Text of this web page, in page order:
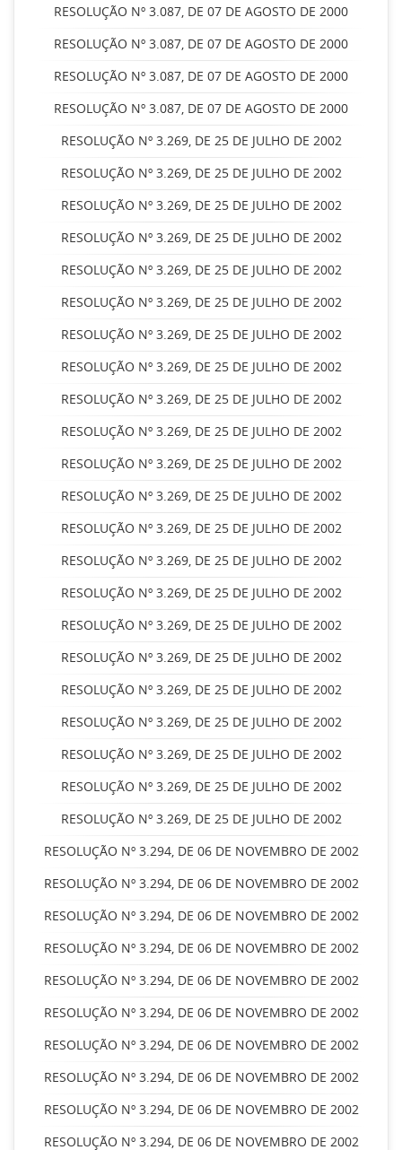
RESOLUÇÃO Nº 3.087, DE 07 DE AGOSTO DE 2000
RESOLUÇÃO Nº 3.087, DE 07 DE AGOSTO DE 2000
RESOLUÇÃO Nº 3.087, DE 07 DE AGOSTO DE 2000
RESOLUÇÃO Nº 3.087, DE 07 DE AGOSTO DE 2000
RESOLUÇÃO Nº 3.269, DE 25 DE JULHO DE 2002
RESOLUÇÃO Nº 3.269, DE 25 DE JULHO DE 2002
RESOLUÇÃO Nº 3.269, DE 25 DE JULHO DE 2002
RESOLUÇÃO Nº 3.269, DE 25 DE JULHO DE 2002
RESOLUÇÃO Nº 3.269, DE 25 DE JULHO DE 2002
RESOLUÇÃO Nº 3.269, DE 25 DE JULHO DE 2002
RESOLUÇÃO Nº 3.269, DE 25 DE JULHO DE 2002
RESOLUÇÃO Nº 3.269, DE 25 DE JULHO DE 2002
RESOLUÇÃO Nº 3.269, DE 25 DE JULHO DE 2002
RESOLUÇÃO Nº 3.269, DE 25 DE JULHO DE 2002
RESOLUÇÃO Nº 3.269, DE 25 DE JULHO DE 2002
RESOLUÇÃO Nº 3.269, DE 25 DE JULHO DE 2002
RESOLUÇÃO Nº 3.269, DE 25 DE JULHO DE 2002
RESOLUÇÃO Nº 3.269, DE 25 DE JULHO DE 2002
RESOLUÇÃO Nº 3.269, DE 25 DE JULHO DE 2002
RESOLUÇÃO Nº 3.269, DE 25 DE JULHO DE 2002
RESOLUÇÃO Nº 3.269, DE 25 DE JULHO DE 2002
RESOLUÇÃO Nº 3.269, DE 25 DE JULHO DE 2002
RESOLUÇÃO Nº 3.269, DE 25 DE JULHO DE 2002
RESOLUÇÃO Nº 3.269, DE 25 DE JULHO DE 2002
RESOLUÇÃO Nº 3.269, DE 25 DE JULHO DE 2002
RESOLUÇÃO Nº 3.269, DE 25 DE JULHO DE 2002
RESOLUÇÃO Nº 3.294, DE 06 DE NOVEMBRO DE 2002
RESOLUÇÃO Nº 3.294, DE 06 DE NOVEMBRO DE 2002
RESOLUÇÃO Nº 3.294, DE 06 DE NOVEMBRO DE 2002
RESOLUÇÃO Nº 3.294, DE 06 DE NOVEMBRO DE 2002
RESOLUÇÃO Nº 3.294, DE 06 DE NOVEMBRO DE 2002
RESOLUÇÃO Nº 3.294, DE 06 DE NOVEMBRO DE 2002
RESOLUÇÃO Nº 3.294, DE 06 DE NOVEMBRO DE 2002
RESOLUÇÃO Nº 3.294, DE 06 DE NOVEMBRO DE 2002
RESOLUÇÃO Nº 3.294, DE 06 DE NOVEMBRO DE 2002
RESOLUÇÃO Nº 3.294, DE 06 DE NOVEMBRO DE 2002